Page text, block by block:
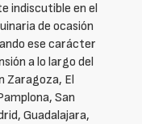
indiscutible en el
de ocasión
ese carácter
a lo largo del
Zaragoza, El
San
Guadalajara,